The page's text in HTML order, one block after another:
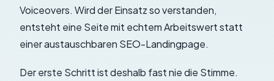
Voiceovers. Wird der Einsatz so verstanden,
entsteht eine Seite mit echtem Arbeitswert statt
einer austauschbaren SEO-Landingpage.
Der erste Schritt ist deshalb fast nie die Stimme.